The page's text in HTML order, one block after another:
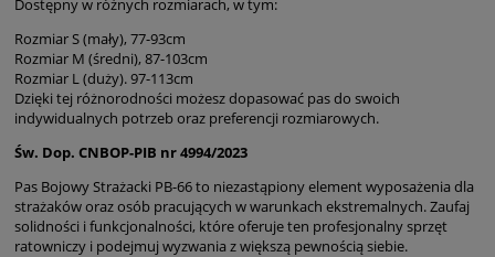
Dostępny w różnych rozmiarach, w tym:
Rozmiar S (mały), 77-93cm
Rozmiar M (średni), 87-103cm
Rozmiar L (duży). 97-113cm
Dzięki tej różnorodności możesz dopasować pas do swoich
indywidualnych potrzeb oraz preferencji rozmiarowych.
Św. Dop. CNBOP-PIB nr 4994/2023
Pas Bojowy Strażacki PB-66 to niezastąpiony element wyposażenia dla
strażaków oraz osób pracujących w warunkach ekstremalnych. Zaufaj
solidności i funkcjonalności, które oferuje ten profesjonalny sprzęt
ratowniczy i podejmuj wyzwania z większą pewnością siebie.